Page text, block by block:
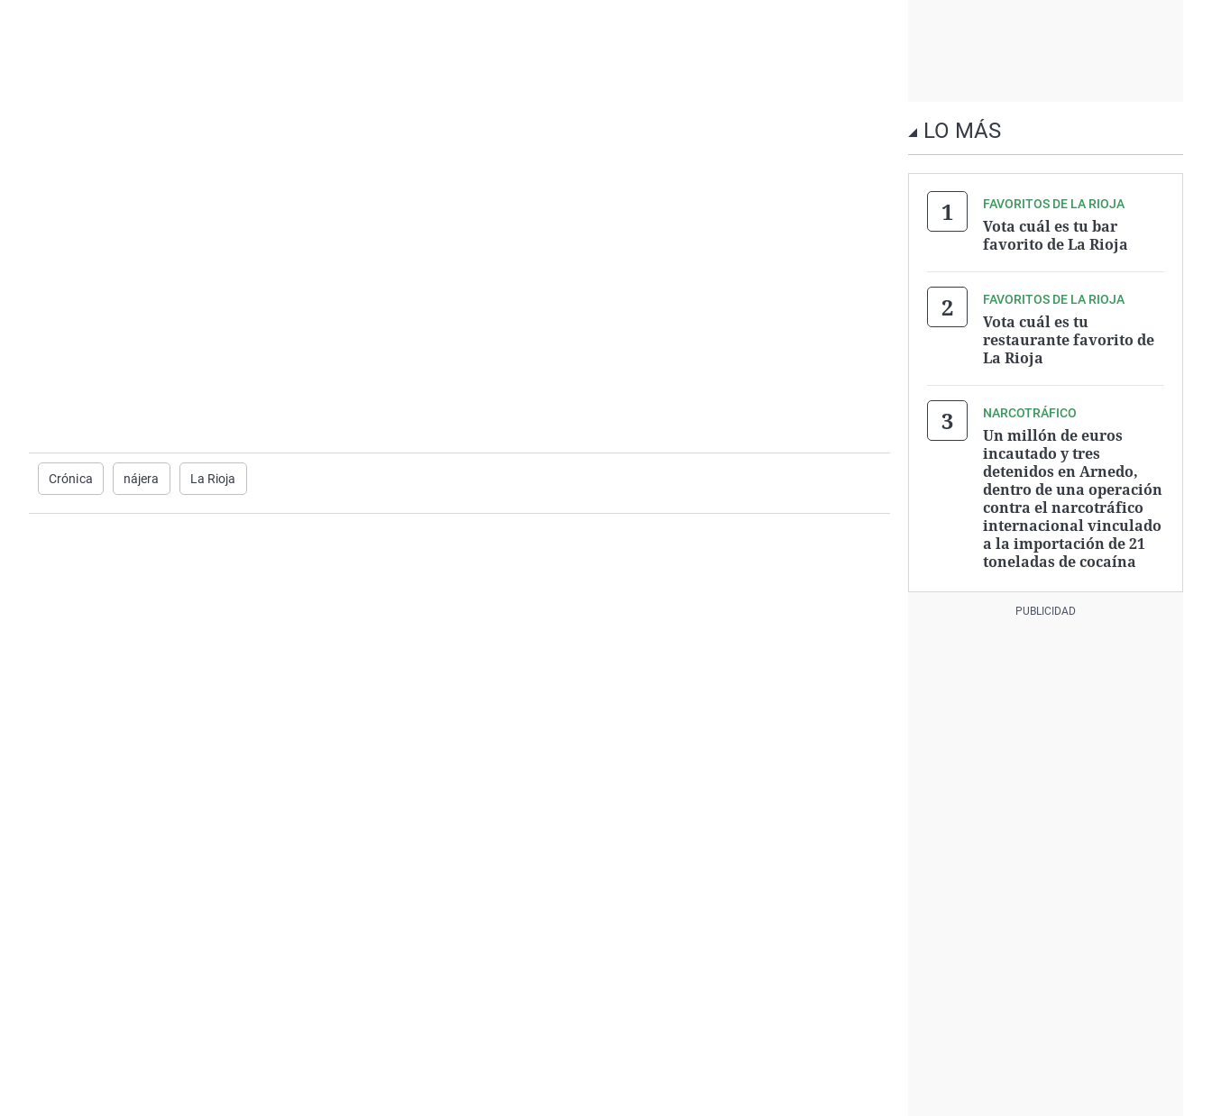
Crónica nájera La Rioja
LO MÁS
FAVORITOS DE LA RIOJA
Vota cuál es tu bar
favorito de La Rioja
FAVORITOS DE LA RIOJA
Vota cuál es tu
restaurante favorito de
La Rioja
NARCOTRÁFICO
Un millón de euros
incautado y tres
detenidos en Arnedo,
dentro de una operación
contra el narcotráfico
internacional vinculado
a la importación de 21
toneladas de cocaína